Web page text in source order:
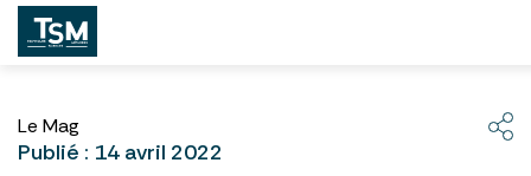
Le Mag
Publié : 14 avril 2022